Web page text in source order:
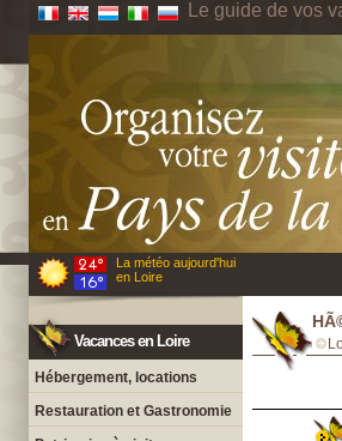
Le guide de vos
La météo aujourd'hui
en Loire
Vacances en Loire
Hébergement, locations
Restauration et Gastronomie